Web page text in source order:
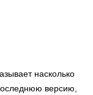
насколько
версию,